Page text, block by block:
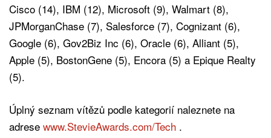
Cisco (14), IBM (12), Microsoft (9), Walmart (8),
JPMorganChase (7), Salesforce (7), Cognizant (6),
Google (6), Gov2Biz Inc (6), Oracle (6), Alliant (5),
Apple (5), BostonGene (5), Encora (5) a Epique Realty
(5).
Úplný seznam vítězů podle kategorií naleznete na
adrese www.StevieAwards.com/Tech .